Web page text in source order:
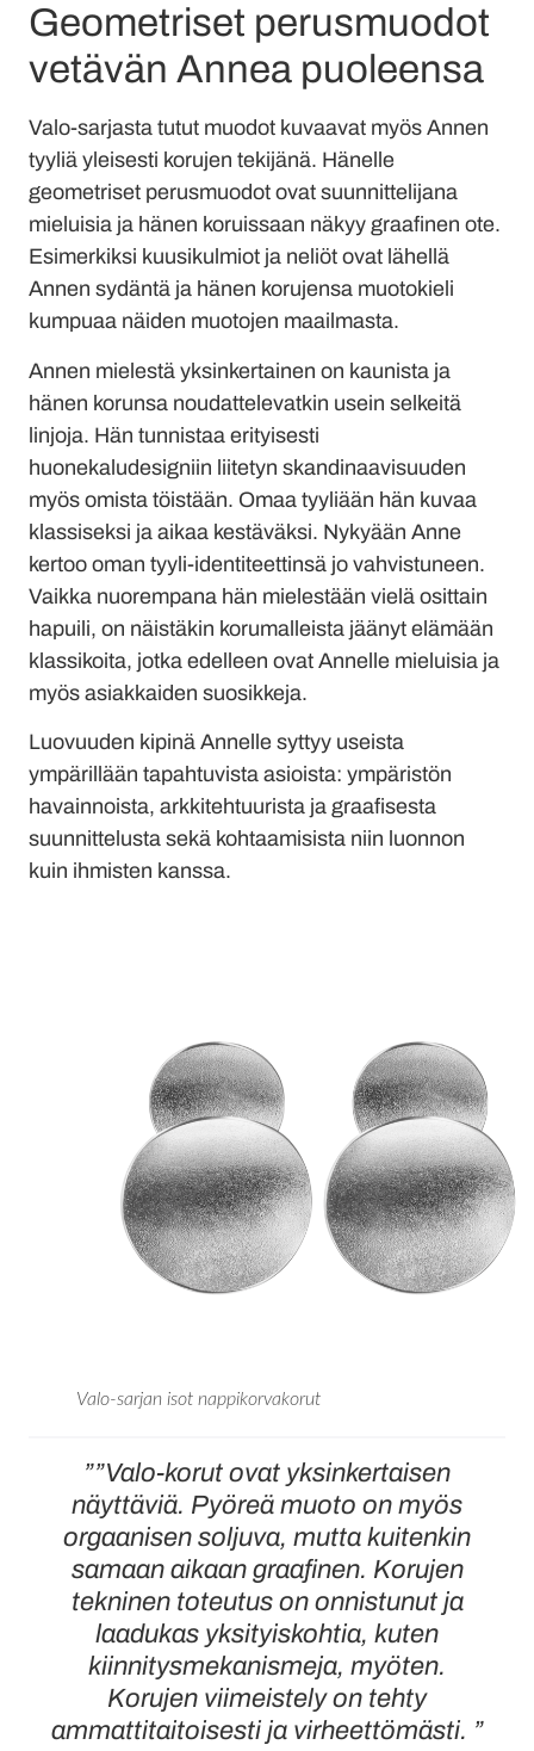
Geometriset perusmuodot
vetävän Annea puoleensa
Valo-sarjasta tutut muodot kuvaavat myös Annen
tyyliä yleisesti korujen tekijänä. Hänelle
geometriset perusmuodot ovat suunnittelijana
mieluisia ja hänen koruissaan näkyy graafinen ote.
Esimerkiksi kuusikulmiot ja neliöt ovat lähellä
Annen sydäntä ja hänen korujensa muotokieli
kumpuaa näiden muotojen maailmasta.
Annen mielestä yksinkertainen on kaunista ja
hänen korunsa noudattelevatkin usein selkeitä
linjoja. Hän tunnistaa erityisesti
huonekaludesigniin liitetyn skandinaavisuuden
myös omista töistään. Omaa tyyliään hän kuvaa
klassiseksi ja aikaa kestäväksi. Nykyään Anne
kertoo oman tyyli-identiteettinsä jo vahvistuneen.
Vaikka nuorempana hän mielestään vielä osittain
hapuili, on näistäkin korumalleista jäänyt elämään
klassikoita, jotka edelleen ovat Annelle mieluisia ja
myös asiakkaiden suosikkeja.
Luovuuden kipinä Annelle syttyy useista
ympärillään tapahtuvista asioista: ympäristön
havainnoista, arkkitehtuurista ja graafisesta
suunnittelusta sekä kohtaamisista niin luonnon
kuin ihmisten kanssa.
Valo-sarjan isot nappikorvakorut
””Valo-korut ovat yksinkertaisen
näyttäviä. Pyöreä muoto on myös
orgaanisen soljuva, mutta kuitenkin
samaan aikaan graafinen. Korujen
tekninen toteutus on onnistunut ja
laadukas yksityiskohtia, kuten
kiinnitysmekanismeja, myöten.
Korujen viimeistely on tehty
ammattitaitoisesti ja virheettömästi. ”